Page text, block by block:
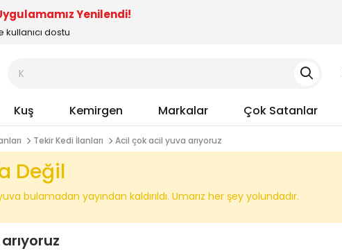
Yenilendi!
kullanıcı dostu
Kuş Kemirgen Markalar Çok Satanlar
Tekir Kedi İlanları Acil çok acil yuva arıyoruz
Değil
bulamadan yayından kaldırıldı. Umarız her şey yolundadır.